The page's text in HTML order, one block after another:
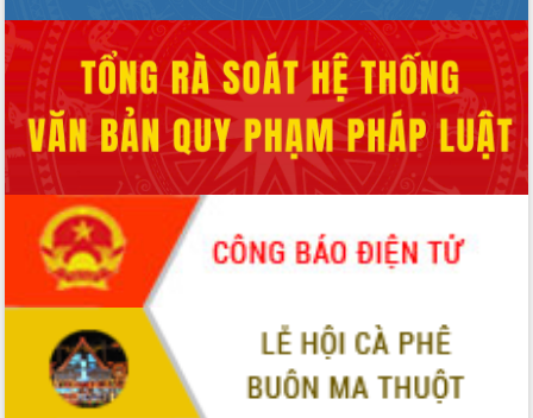
Đoàn đại biểu Quốc hội tỉnh Đắk Lắk
trao đổi thông tin trước Kỳ họp thứ
nhất, Quốc hội khóa XVI
Quyết liệt cải cách hành chính, khơi
thông nguồn lực phát triển
Nâng cao hiệu lực, hiệu quả HĐND
tỉnh thông qua hiện đại hóa hành chính
Xã Ea Phê gắn cải cách hành chính với
chuyển đổi số
Phó Chủ tịch Thường trực UBND tỉnh
Hồ Thị Nguyên Thảo làm việc tại Trung
tâm Phục vụ hành chính công xã Ea
Xây dựng nền hành chính số đồng
hành cùng nông dân dân, doanh nghiệp